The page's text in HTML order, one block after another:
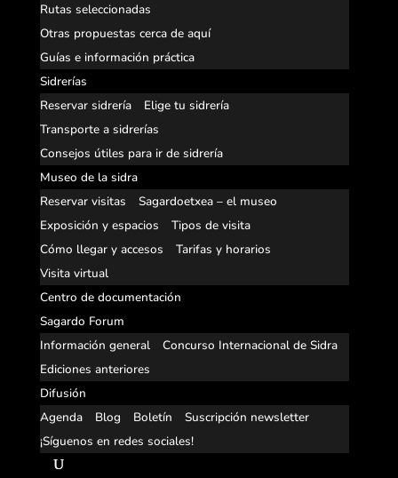
Rutas seleccionadas
Otras propuestas cerca de aquí
Guías e información práctica
Sidrerías
Reservar sidrería
Elige tu sidrería
Transporte a sidrerías
Consejos útiles para ir de sidrería
Museo de la sidra
Reservar visitas
Sagardoetxea – el museo
Exposición y espacios
Tipos de visita
Cómo llegar y accesos
Tarifas y horarios
Visita virtual
Centro de documentación
Sagardo Forum
Información general
Concurso Internacional de Sidra
Ediciones anteriores
Difusión
Agenda
Blog Boletín
Suscripción newsletter
¡Síguenos en redes sociales!